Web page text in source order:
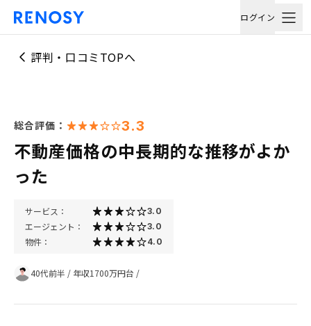
ログイン
評判・口コミTOPへ
総合評価： 3.3
不動産価格の中長期的な推移がよか
った
サービス： 3.0
エージェント： 3.0
物件： 4.0
40代前半 / 年収1700万円台 /